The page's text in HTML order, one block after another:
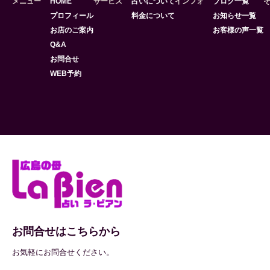
プロフィール
お店のご案内
Q&A
お問合せ
WEB予約
料金について
お知らせ一覧
お客様の声一覧
お問合せはこちらから
お気軽にお問合せください。